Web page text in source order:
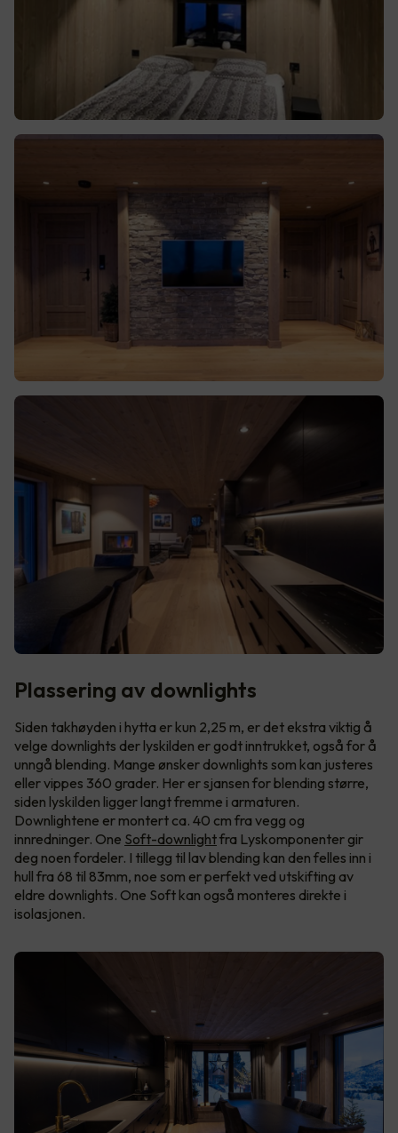
Plassering av downlights
Siden takhøyden i hytta er kun 2,25 m, er det ekstra viktig å
velge downlights der lyskilden er godt inntrukket, også for å
unngå blending. Mange ønsker downlights som kan justeres
eller vippes 360 grader. Her er sjansen for blending større,
siden lyskilden ligger langt fremme i armaturen.
Downlightene er montert ca. 40 cm fra vegg og
innredninger. One Soft-downlightfra Lyskomponenter gir
deg noen fordeler. I tillegg til lav blending kan den felles inn i
hull fra 68 til 83mm, noe som er perfekt ved utskifting av
eldre downlights. One Soft kan også monteres direkte i
isolasjonen.